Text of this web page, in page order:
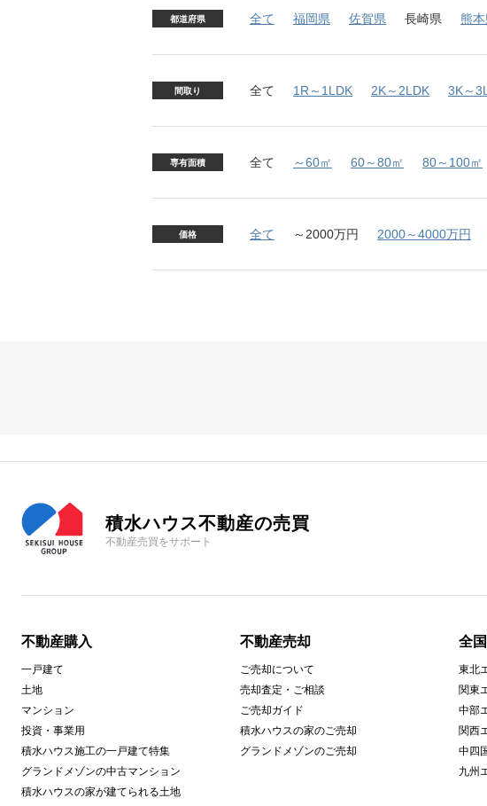
都道府県 全て 福岡県 佐賀県 長崎県 熊本
間取り 全て 1R～1LDK 2K～2LDK 3K～
専有面積 全て ～60㎡ 60～80㎡ 80～100㎡
価格 全て ～2000万円 2000～4000万円
積水ハウス不動産の売買
不動産売買をサポート
不動産購入
一戸建て
土地
マンション
投資・事業用
積水ハウス施工の一戸建て特集
グランドメゾンの中古マンション
積水ハウスの家が建てられる土地
不動産売却
ご売却について
売却査定・ご相談
ご売却ガイド
積水ハウスの家のご売却
グランドメゾンのご売却
全
東北
関東
中部
関西
中四
九州